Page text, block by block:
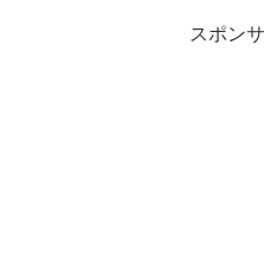
スポン